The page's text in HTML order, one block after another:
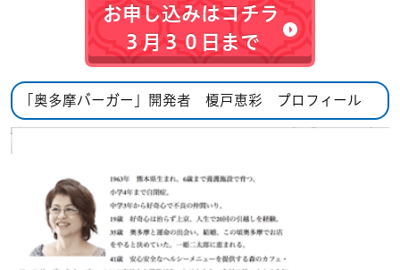
お申し込みはコチラ
３月３０日まで
「奥多摩バーガー」開発者 榎戸恵彩 プロフィール